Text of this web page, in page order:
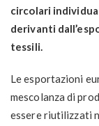
circolari
derivanti
tessili.
Le esportazioni
mescolanza di
essere riutilizzati